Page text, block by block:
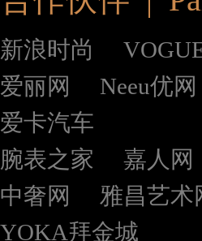
新浪时尚
爱丽网
Neeu优网
爱卡汽车
腕表之家
嘉人网
中奢网
雅昌艺术
YOKA拜金城